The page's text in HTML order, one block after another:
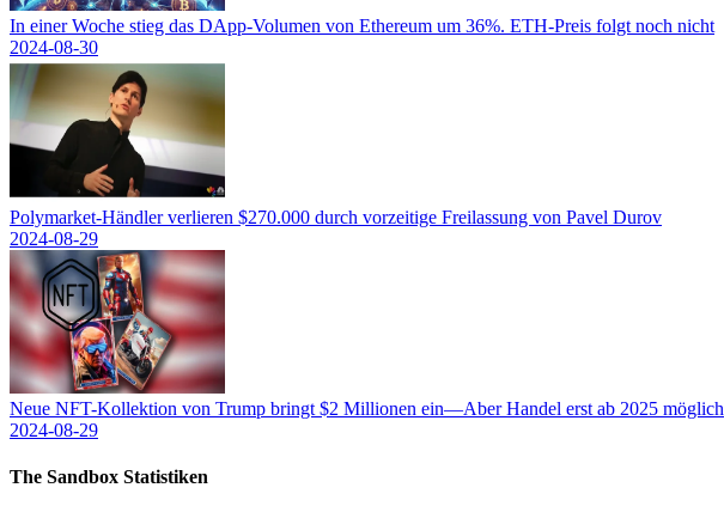
In einer Woche stieg das DApp-Volumen von Ethereum um 36%. ETH-Preis folgt noch nicht
2024-08-30
Polymarket-Händler verlieren $270.000 durch vorzeitige Freilassung von Pavel Durov
2024-08-29
Neue NFT-Kollektion von Trump bringt $2 Millionen ein—Aber Handel erst ab 2025 möglich
2024-08-29
The Sandbox Statistiken